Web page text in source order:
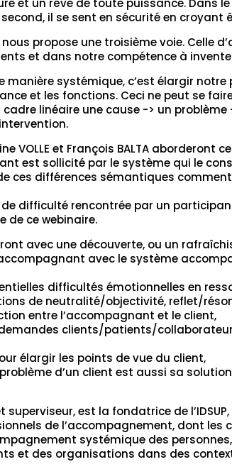
et un rêve de toute puissance. Dans
il se sent en sécurité en
propose une troisième voie. Celle
et dans notre compétence à
manière systémique, c’est élargir
et les fonctions. Ceci ne peut se
linéaire une cause -> un
VOLLE et François BALTA
est sollicité par le système qui le
ces différences sémantiques
difficulté rencontrée par un
de ce webinaire.
avec une découverte, ou un
avec le système
difficultés émotionnelles en
de neutralité/objectivité, reflet/
entre l’accompagnant et le client,
clients/patients/
élargir les points de vue du client,
d’un client est aussi sa
superviseur, est la fondatrice de
de l’accompagnement, dont les
systémique des personnes,
et des organisations dans des